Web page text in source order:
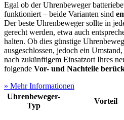
Egal ob der Uhrenbeweger
funktioniert – beide Varianten sind
Der beste Uhrenbeweger sollte in
gerecht werden, etwa auch
halten. Ob dies günstige
ausgeschlossen, jedoch ein
nach zukünftigem Einsatzort Ihres
folgende Vor- und Nachteile
» Mehr Informationen
Uhrenbeweger-
Typ
Vorteil